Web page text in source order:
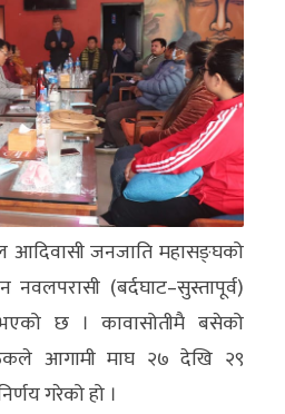
जनजाति महासङ्घको
नवलपरासी (बर्दघाट–सुस्तापूर्व)
छ । कावासोतीमै बसेको
आगामी माघ २७ देखि २९
गरेको हो ।